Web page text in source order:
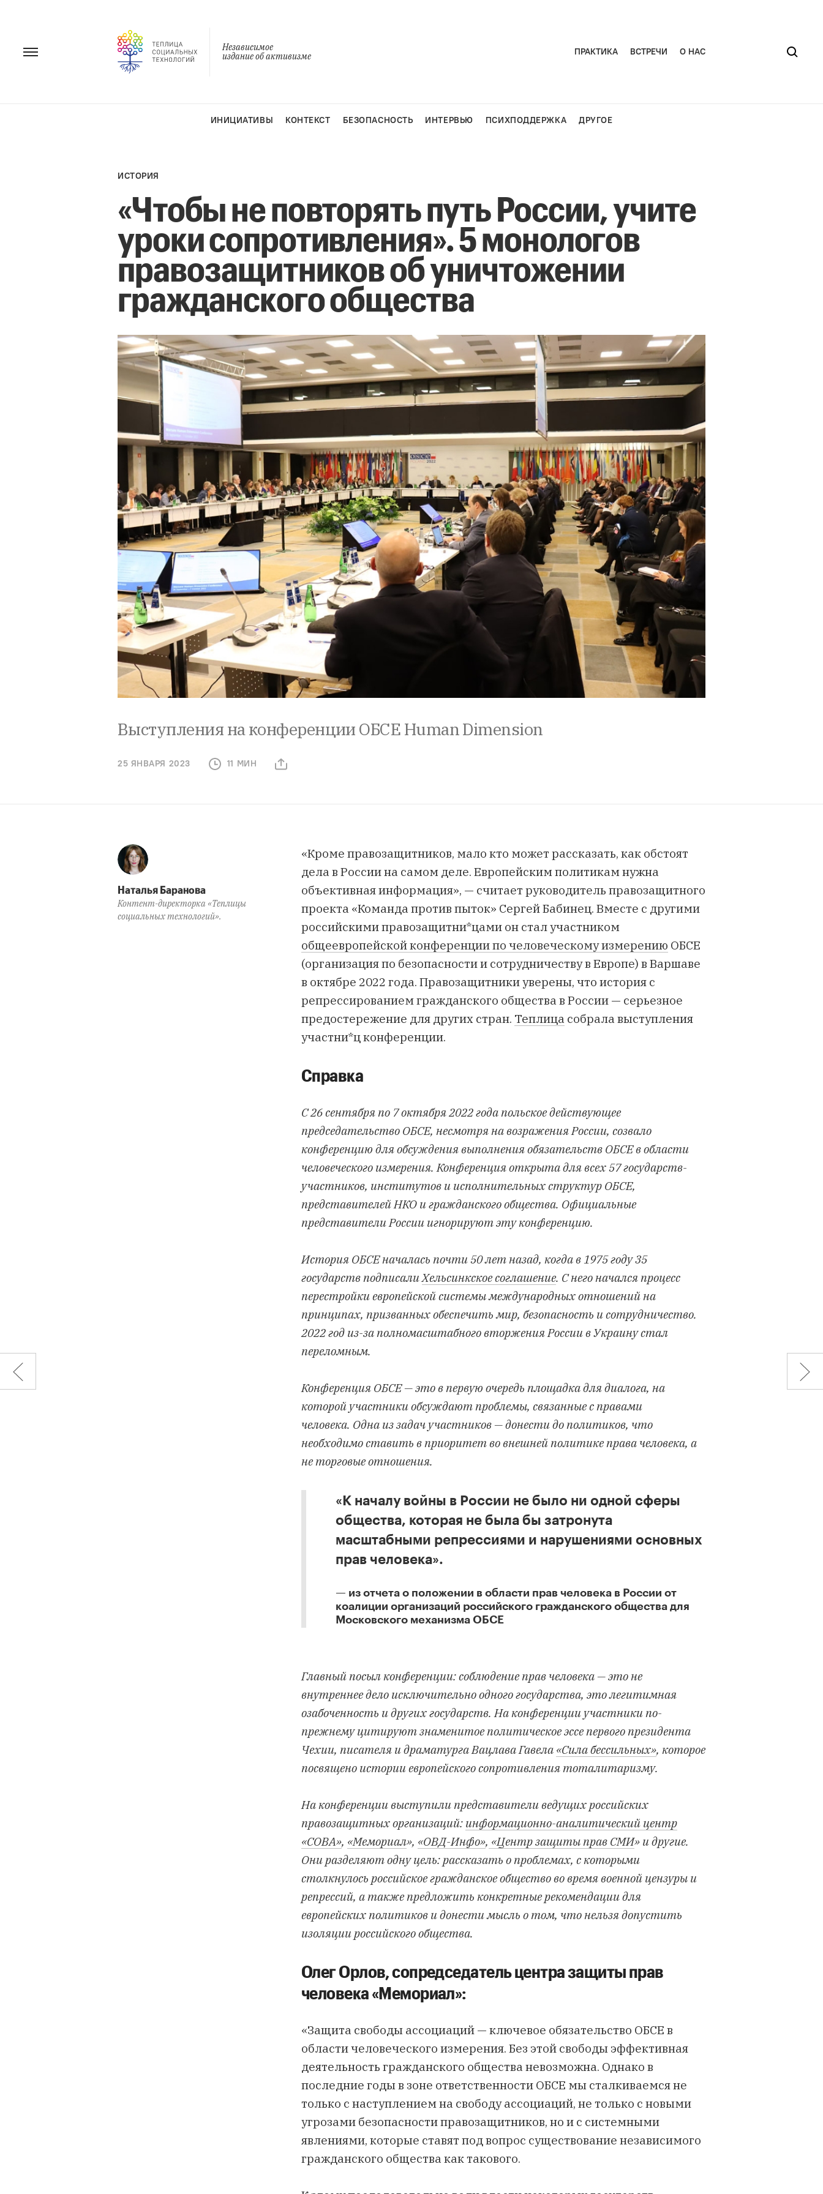
Независимое
издание об активизме
ПРАКТИКА ВСТРЕЧИ О НАС
ИНИЦИАТИВЫ КОНТЕКСТ БЕЗОПАСНОСТЬ ИНТЕРВЬЮ ПСИХПОДДЕРЖКА ДРУГОЕ
ИСТОРИЯ
«Чтобы не повторять путь России, учите
уроки сопротивления». 5 монологов
правозащитников об уничтожении
гражданского общества
Выступления на конференции ОБСЕ Human Dimension
25 ЯНВАРЯ 2023 11 МИН
Наталья Баранова
Контент-директорка «Теплицы
социальных технологий».
«Кроме правозащитников, мало кто может рассказать, как обстоят
дела в России на самом деле. Европейским политикам нужна
объективная информация», — считает руководитель правозащитного
проекта «Команда против пыток» Сергей Бабинец. Вместе с другими
российскими правозащитни*цами он стал участником
общеевропейской конференции по человеческому измерению ОБСЕ
(организация по безопасности и сотрудничеству в Европе) в Варшаве
в октябре 2022 года. Правозащитники уверены, что история с
репрессированием гражданского общества в России — серьезное
предостережение для других стран. Теплица собрала выступления
участни*ц конференции.
Cправка
С 26 сентября по 7 октября 2022 года польское действующее
председательство ОБСЕ, несмотря на возражения России, созвало
конференцию для обсуждения выполнения обязательств ОБСЕ в области
человеческого измерения. Конференция открыта для всех 57 государств-
участников, институтов и исполнительных структур ОБСЕ,
представителей НКО и гражданского общества. Официальные
представители России игнорируют эту конференцию.
История ОБСЕ началась почти 50 лет назад, когда в 1975 году 35
государств подписалиХельсинкское соглашение. С него начался процесс
перестройки европейской системы международных отношений на
принципах, призванных обеспечить мир, безопасность и сотрудничество.
2022 год из-за полномасштабного вторжения России в Украину стал
переломным.
Конференция ОБСЕ — это в первую очередь площадка для диалога, на
которой участники обсуждают проблемы, связанные с правами
человека. Одна из задач участников — донести до политиков, что
необходимо ставить в приоритет во внешней политике права человека, а
не торговые отношения.
«К началу войны в России не было ни одной сферы
общества, которая не была бы затронута
масштабными репрессиями и нарушениями основных
прав человека».
изотчетао положении в области прав человека в России от
коалиции организаций российского гражданского общества для
Московского механизма ОБСЕ
Главный посыл конференции: соблюдение прав человека — это не
внутреннее дело исключительно одного государства, это легитимная
озабоченность и других государств. На конференции участники по-
прежнему цитируют знаменитое политическое эссе первого президента
Чехии, писателя и драматурга Вацлава Гавела «Сила бессильных», которое
посвящено истории европейского сопротивления тоталитаризму.
На конференции выступили представители ведущих российских
правозащитных организаций: информационно-аналитический центр
«СОВА», «Мемориал», «ОВД-Инфо», «Центр защиты прав СМИ» и другие.
Они разделяют одну цель: рассказать о проблемах, с которыми
столкнулось российское гражданское общество во время военной цензуры и
репрессий, а также предложить конкретные рекомендации для
европейских политиков и донести мысль о том, что нельзя допустить
изоляции российского общества.
Олег Орлов, сопредседатель центра защиты прав
человека «Мемориал»:
«Защита свободы ассоциаций — ключевое обязательство ОБСЕ в
области человеческого измерения. Без этой свободы эффективная
деятельность гражданского общества невозможна. Однако в
последние годы в зоне ответственности ОБСЕ мы сталкиваемся не
только с наступлением на свободу ассоциаций, не только с новыми
угрозами безопасности правозащитников, но и с системными
явлениями, которые ставят под вопрос существование независимого
гражданского общества как такового.